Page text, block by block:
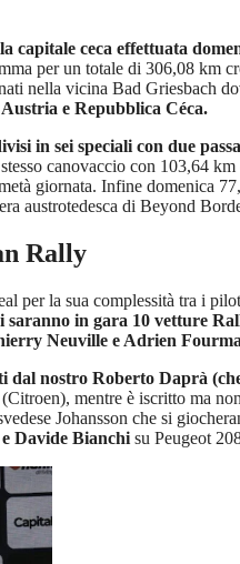
capitale ceca effettuata
per un totale di 306,08
nella vicina Bad Griesbach
e Repubblica Céca.
in sei speciali con due
canovaccio con 103,64
giornata. Infine domenica
austrotedesca di Beyond
Rally
per la sua complessità tra i
saranno in gara 10 vetture
Neuville e Adrien
dal nostro Roberto Daprà
mentre è iscritto ma
Johansson che si
Davide Bianchi su Peugeot